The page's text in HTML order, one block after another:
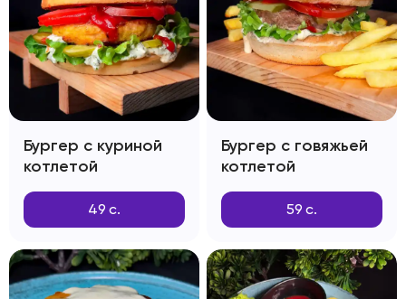
Бургер с куриной
котлетой
49 с.
Бургер с говяжьей
котлетой
59 с.